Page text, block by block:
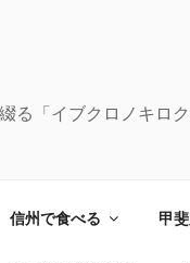
る「イブクロノキロク
信州で食べる 甲